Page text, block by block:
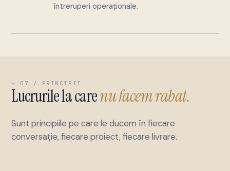
întreruperi operaționale.
→ 07 / PRINCIPII
Lucrurile la carenu facem rabat.
Sunt principiile pe care le ducem în fiecare
conversație, fiecare proiect, fiecare livrare.